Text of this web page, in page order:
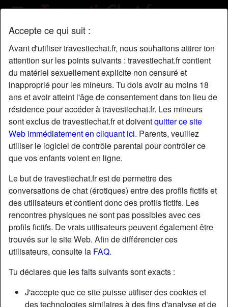
Accepte ce qui suit :
Avant d'utiliser travestiechat.fr, nous souhaitons attirer ton
attention sur les points suivants : travestiechat.fr contient
du matériel sexuellement explicite non censuré et
inapproprié pour les mineurs. Tu dois avoir au moins 18
ans et avoir atteint l'âge de consentement dans ton lieu de
résidence pour accéder à travestiechat.fr. Les mineurs
sont exclus de travestiechat.fr et doiventquitter ce site
Web immédiatement en cliquant ici. Parents, veuillez
utiliser le logiciel de contrôle parental pour contrôler ce
que vos enfants voient en ligne.
Le but de travestiechat.fr est de permettre des
conversations de chat (érotiques) entre des profils fictifs et
des utilisateurs et contient donc des profils fictifs. Les
rencontres physiques ne sont pas possibles avec ces
profils fictifs. De vrais utilisateurs peuvent également être
trouvés sur le site Web. Afin de différencier ces
utilisateurs, consulte la FAQ.
Tu déclares que les faits suivants sont exacts :
J'accepte que ce site puisse utiliser des cookies et
des technologies similaires à des fins d'analyse et de
Profil de Valluy06
starAjouter chatDiscuter !